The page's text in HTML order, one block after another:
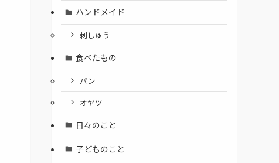
ハンドメイド
刺しゅう
食べたもの
パン
オヤツ
日々のこと
子どものこと